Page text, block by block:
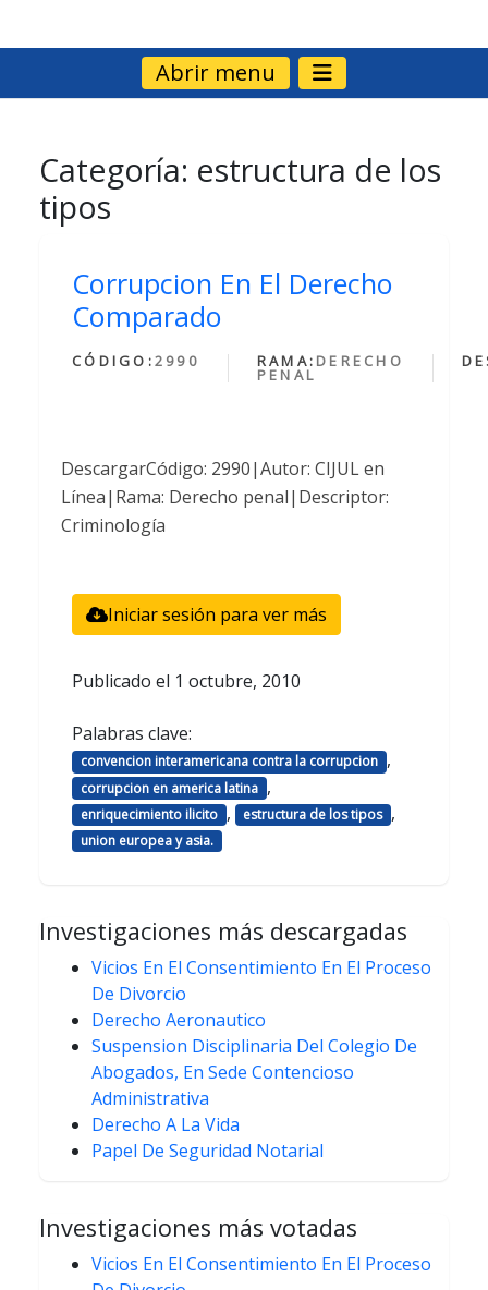
Abrir menu
Categoría: estructura de los
tipos
Corrupcion En El Derecho
Comparado
CÓDIGO:2990 RAMA: DERECHO
PENAL
DescargarCódigo: 2990|Autor: CIJUL en
Línea|Rama: Derecho penal|Descriptor:
Criminología
Iniciar sesión para ver más
Publicado el 1 octubre, 2010
Palabras clave:
convencion interamericana contra la corrupcion ,
corrupcion en america latina ,
enriquecimiento ilicito , estructura de los tipos ,
union europea y asia.
Investigaciones más descargadas
Vicios En El Consentimiento En El Proceso
De Divorcio
Derecho Aeronautico
Suspension Disciplinaria Del Colegio De
Abogados, En Sede Contencioso
Administrativa
Derecho A La Vida
Papel De Seguridad Notarial
Investigaciones más votadas
Vicios En El Consentimiento En El Proceso